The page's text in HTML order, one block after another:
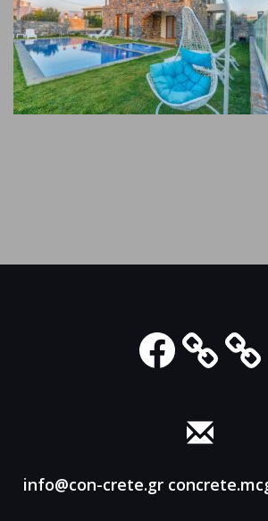
Facebook
info@con-crete.gr